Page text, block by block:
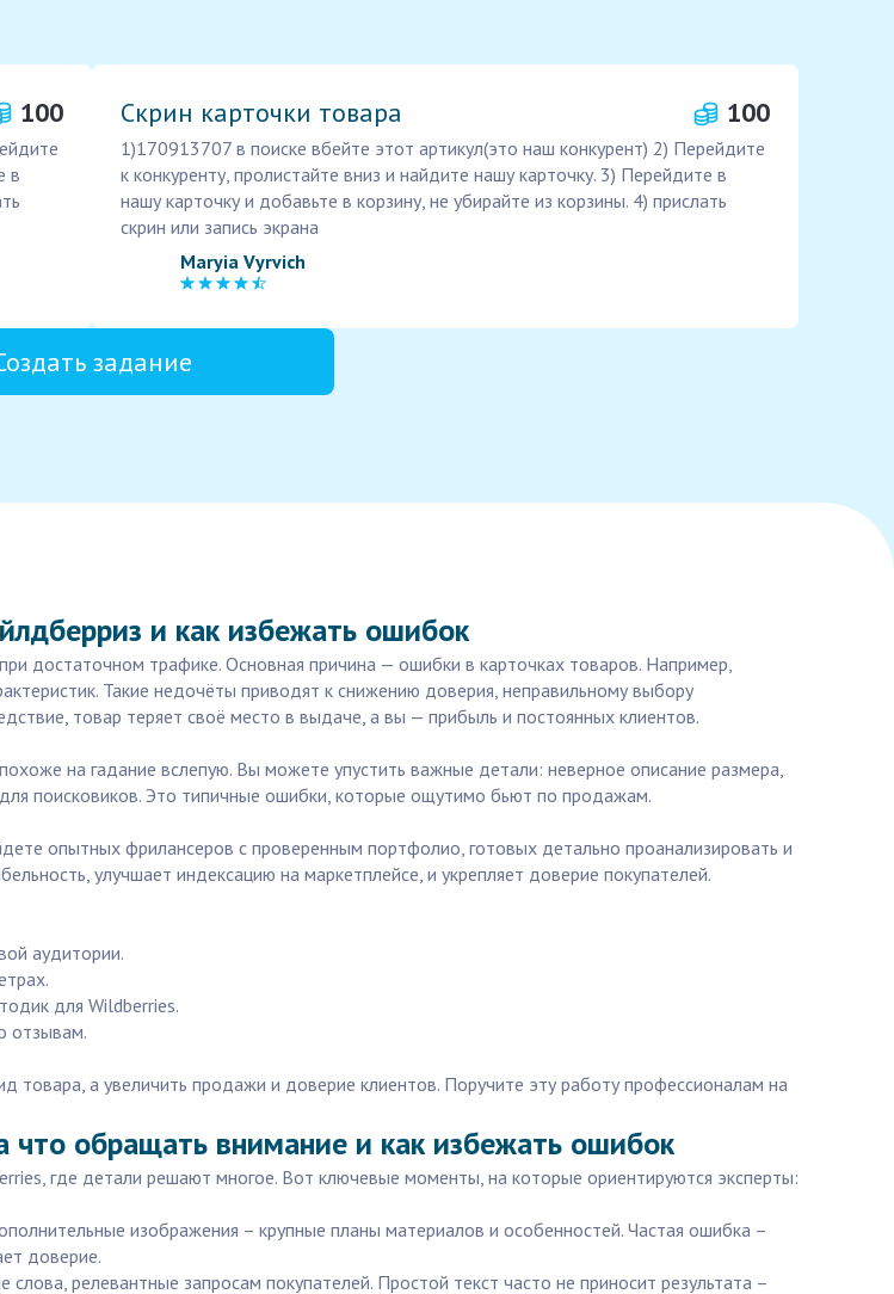
100
в
Скрин карточки товара 100
1)170913707 в поиске вбейте этот артикул(это наш конкурент) 2) Перейдите
к конкуренту, пролистайте вниз и найдите нашу карточку. 3) Перейдите в
нашу карточку и добавьте в корзину, не убирайте из корзины. 4) прислать
скрин или запись экрана
Maryia Vyrvich
задание
и как избежать ошибок
достаточном трафике. Основная причина — ошибки в карточках товаров. Например,
Такие недочёты приводят к снижению доверия, неправильному выбору
товар теряет своё место в выдаче, а вы — прибыль и постоянных клиентов.
на гадание вслепую. Вы можете упустить важные детали: неверное описание размера,
для поисковиков. Это типичные ошибки, которые ощутимо бьют по продажам.
опытных фрилансеров с проверенным портфолио, готовых детально проанализировать и
улучшает индексацию на маркетплейсе, и укрепляет доверие покупателей.
аудитории.
для Wildberries.
отзывам.
товара, а увеличить продажи и доверие клиентов. Поручите эту работу профессионалам на
что обращать внимание и как избежать ошибок
где детали решают многое. Вот ключевые моменты, на которые ориентируются эксперты:
изображения – крупные планы материалов и особенностей. Частая ошибка –
доверие.
релевантные запросам покупателей. Простой текст часто не приносит результата –